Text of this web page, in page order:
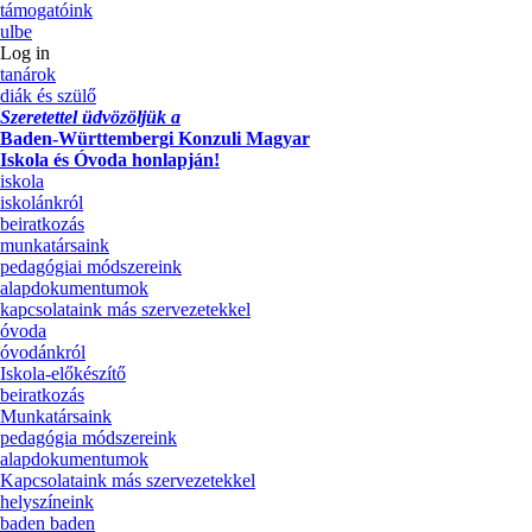
támogatóink
ulbe
Log in
tanárok
diák és szülő
Szeretettel üdvözöljük a
Baden-Württembergi Konzuli Magyar
Iskola és Óvoda honlapján!
iskola
iskolánkról
beiratkozás
munkatársaink
pedagógiai módszereink
alapdokumentumok
kapcsolataink más szervezetekkel
óvoda
óvodánkról
Iskola-előkészítő
beiratkozás
Munkatársaink
pedagógia módszereink
alapdokumentumok
Kapcsolataink más szervezetekkel
helyszíneink
baden baden